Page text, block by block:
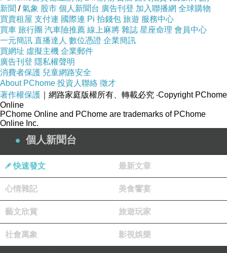
新聞 /氣象 股市 個人新聞台 廣告刊登 加入聯播網 全球購物
買賣租屋 支付連 國際連 Pi 拍錢包 旅遊 服務中心
買車 旅行團 汽車險推薦 線上麻將 雜誌 星座命理 會員中心
一元簡訊 直播達人 數位憑證 企業簡訊
買網址 虛擬主機 企業郵件
廣告刊登 隱私權聲明
消費者保護 兒童網路安全
About PChome 投資人聯絡 徵才
著作權保護 ｜網路家庭版權所有、轉載必究 ‧Copyright PChome
Online
PChome Online and PChome are trademarks of PChome
Online Inc.
個人新聞台
快速發文 最新文章
心情雜記 美食饗宴
藝文欣賞 旅遊玩家
社會萬象 影視娛樂